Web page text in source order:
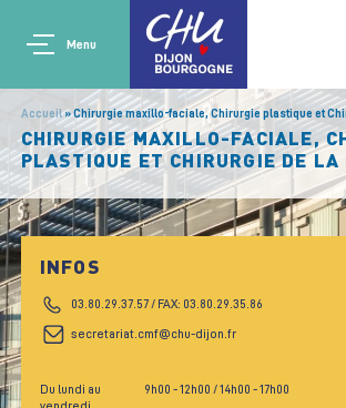
Aller au contenu principal
Main navigation
Menu
Accueil Chirurgie maxillo-faciale, Chirurgie plastique et
CHIRURGIE MAXILLO-FACIALE,
PLASTIQUE ET CHIRURGIE DE
INFOS
03.80.29.37.57 / FAX: 03.80.29.35.86
secretariat.cmf@chu-dijon.fr
Du lundi au
9h00 - 12h00 / 14h00 - 17h00
Panneau de gestion des cookies